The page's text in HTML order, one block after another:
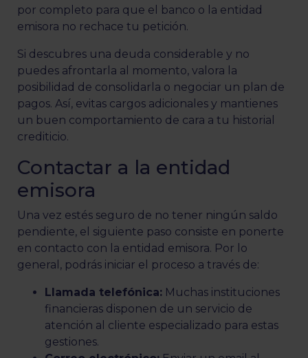
por completo para que el banco o la entidad
emisora no rechace tu petición.
Si descubres una deuda considerable y no
puedes afrontarla al momento, valora la
posibilidad de consolidarla o negociar un plan de
pagos. Así, evitas cargos adicionales y mantienes
un buen comportamiento de cara a tu historial
crediticio.
Contactar a la entidad
emisora
Una vez estés seguro de no tener ningún saldo
pendiente, el siguiente paso consiste en ponerte
en contacto con la entidad emisora. Por lo
general, podrás iniciar el proceso a través de:
Llamada telefónica: Muchas instituciones
financieras disponen de un servicio de
atención al cliente especializado para estas
gestiones.